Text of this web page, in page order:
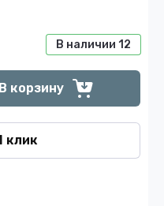
В наличии 12
В корзину
клик